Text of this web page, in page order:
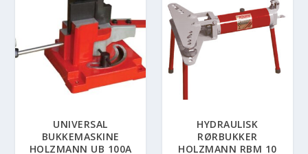
UNIVERSAL
BUKKEMASKINE
HOLZMANN UB 100A
HYDRAULISK
RØRBUKKER
HOLZMANN RBM 10